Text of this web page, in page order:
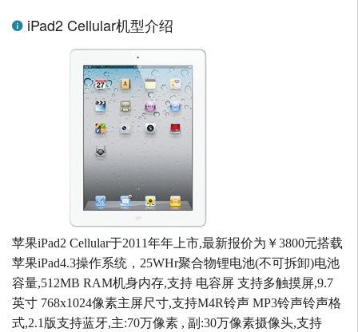
iPad2 Cellular机型介绍
苹果iPad2 Cellular于2011年年上市,最新报价为￥3800元搭载
苹果iPad4.3操作系统，25WHr聚合物锂电池(不可拆卸)电池
容量,512MB RAM机身内存,支持 电容屏 支持多触摸屏,9.7
英寸 768x1024像素主屏尺寸,支持M4R铃声 MP3铃声铃声格
式,2.1版支持蓝牙,主:70万像素 , 副:30万像素摄像头,支持